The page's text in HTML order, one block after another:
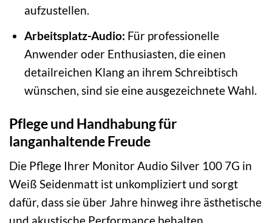
aufzustellen.
Arbeitsplatz-Audio: Für professionelle
Anwender oder Enthusiasten, die einen
detailreichen Klang an ihrem Schreibtisch
wünschen, sind sie eine ausgezeichnete Wahl.
Pflege und Handhabung für
langanhaltende Freude
Die Pflege Ihrer Monitor Audio Silver 100 7G in
Weiß Seidenmatt ist unkompliziert und sorgt
dafür, dass sie über Jahre hinweg ihre ästhetische